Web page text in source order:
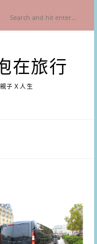
在旅行
子Ｘ人生